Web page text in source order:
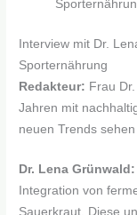
Interview mit Dr.
Sporternährung
Redakteur: Frau
Jahren mit
neuen Trends
Dr. Lena Grünwald:
Integration von
Sauerkraut. Diese